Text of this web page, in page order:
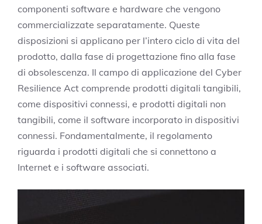
componenti software e hardware che vengono
commercializzate separatamente. Queste
disposizioni si applicano per l’intero ciclo di vita del
prodotto, dalla fase di progettazione fino alla fase
di obsolescenza. Il campo di applicazione del Cyber
Resilience Act comprende prodotti digitali tangibili,
come dispositivi connessi, e prodotti digitali non
tangibili, come il software incorporato in dispositivi
connessi. Fondamentalmente, il regolamento
riguarda i prodotti digitali che si connettono a
Internet e i software associati.